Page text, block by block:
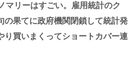
マリーはすごい。雇用統計のク
の果てに政府機関閉鎖して統計発
り買いまくってショートカバー連